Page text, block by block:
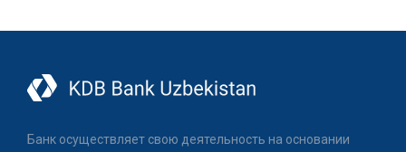
Банк осуществляет свою деятельность на основании